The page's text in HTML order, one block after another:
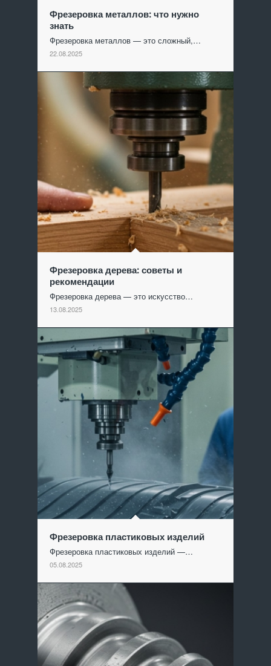
Фрезеровка металлов: что нужно
знать
Фрезеровка металлов — это сложный,…
22.08.2025
Фрезеровка дерева: советы и
рекомендации
Фрезеровка дерева — это искусство…
13.08.2025
Фрезеровка пластиковых изделий
Фрезеровка пластиковых изделий —…
05.08.2025